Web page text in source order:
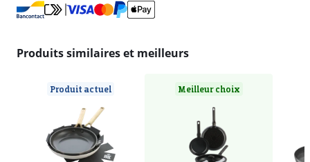
Produits similaires et meilleurs
Produit actuel Meilleur choix